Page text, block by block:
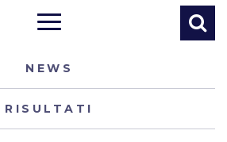
NEWS
RISULTATI